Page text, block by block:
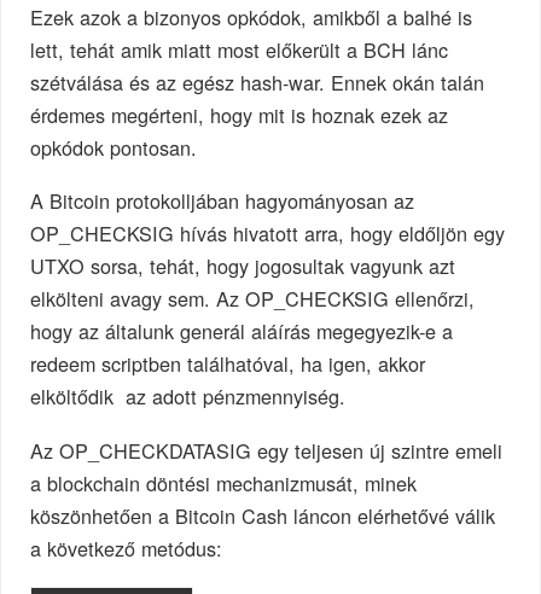
Ezek azok a bizonyos opkódok, amikből a balhé is
lett, tehát amik miatt most előkerült a BCH lánc
szétválása és az egész hash-war. Ennek okán talán
érdemes megérteni, hogy mit is hoznak ezek az
opkódok pontosan.
A Bitcoin protokolljában hagyományosan az
OP_CHECKSIG hívás hivatott arra, hogy eldőljön egy
UTXO sorsa, tehát, hogy jogosultak vagyunk azt
elkölteni avagy sem. Az OP_CHECKSIG ellenőrzi,
hogy az általunk generál aláírás megegyezik-e a
redeem scriptben találhatóval, ha igen, akkor
elköltődik az adott pénzmennyiség.
Az OP_CHECKDATASIG egy teljesen új szintre emeli
a blockchain döntési mechanizmusát, minek
köszönhetően a Bitcoin Cash láncon elérhetővé válik
a következő metódus: